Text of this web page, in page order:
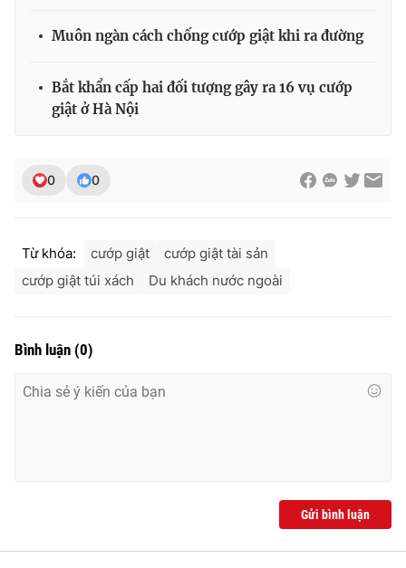
Thị trường 24h Tấm lòng Việt
VTV4 Vươn mình bằng AI
THỜI BÁO VTV
Phó Tổng Biên tập:Nguyễn Thị Mỹ Hạnh, Phạm Quốc Thắng,
Muôn ngàn cách chống cướp giật khi ra đường
Bắt khẩn cấp hai đối tượng gây ra 16 vụ cướp
giật ở Hà Nội
0 0
Từ khóa: cướp giật
cướp giật tài sản
cướp giật túi xách
Du khách nước ngoài
Bình luận (0)
Gửi bình luận